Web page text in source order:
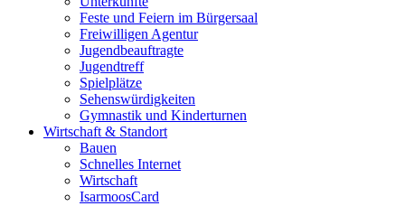
Feste und Feiern im Bürgersaal
Freiwilligen Agentur
Jugendbeauftragte
Jugendtreff
Spielplätze
Sehenswürdigkeiten
Gymnastik und Kinderturnen
Wirtschaft & Standort
Bauen
Schnelles Internet
Wirtschaft
IsarmoosCard